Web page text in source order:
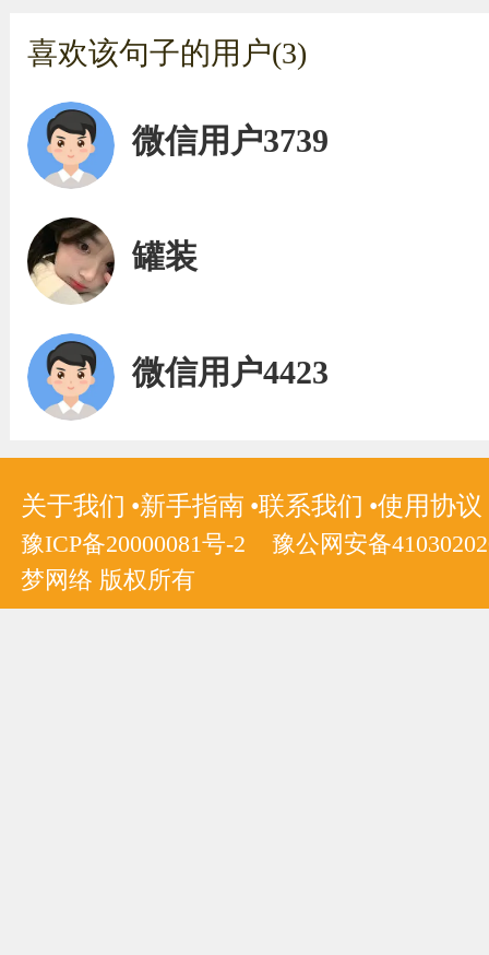
喜欢该句子的用户(3)
微信用户3739
罐装
微信用户4423
关于我们 新手指南 联系我们 使用协议
豫ICP备20000081号-2
豫公网安备
梦网络 版权所有